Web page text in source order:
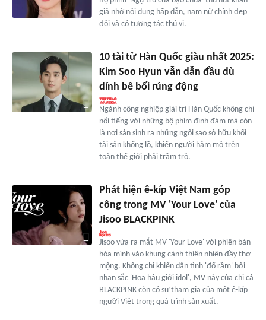
giả nhờ nội dung hấp dẫn, nam nữ chính đẹp
đôi và có tương tác thú vị.
10 tài tử Hàn Quốc giàu nhất 2025:
Kim Soo Hyun vẫn dẫn đầu dù
dính bê bối rúng động
Ngành công nghiệp giải trí Hàn Quốc không chỉ
nổi tiếng với những bộ phim đình đám mà còn
là nơi sản sinh ra những ngôi sao sở hữu khối
tài sản khổng lồ, khiến người hâm mộ trên
toàn thế giới phải trầm trồ.
Phát hiện ê-kíp Việt Nam góp
công trong MV 'Your Love' của
Jisoo BLACKPINK
Jisoo vừa ra mắt MV 'Your Love' với phiên bản
hòa mình vào khung cảnh thiên nhiên đầy thơ
mộng. Không chỉ khiến dân tình 'đổ rầm' bởi
nhan sắc 'Hoa hậu giới idol', MV này của chị cả
BLACKPINK còn có sự tham gia của một ê-kíp
người Việt trong quá trình sản xuất.